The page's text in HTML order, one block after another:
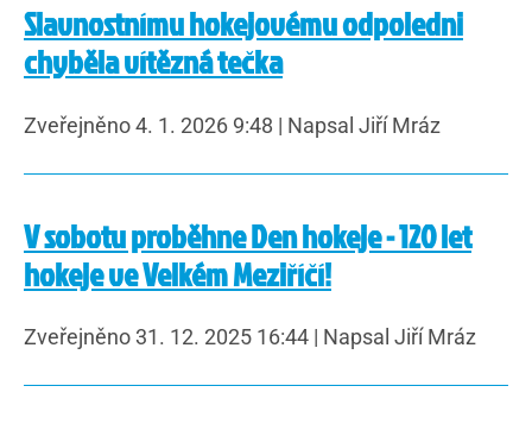
Slavnostnímu hokejovému odpoledni
chyběla vítězná tečka
Zveřejněno 4. 1. 2026 9:48 | Napsal Jiří Mráz
V sobotu proběhne Den hokeje - 120 let
hokeje ve Velkém Meziříčí!
Zveřejněno 31. 12. 2025 16:44 | Napsal Jiří Mráz